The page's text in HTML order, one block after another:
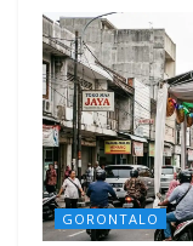
GORONTALO